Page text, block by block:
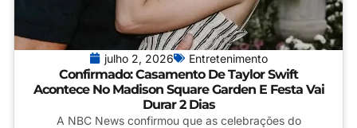
julho 2, 2026 Entretenimento
Confirmado: Casamento De Taylor Swift
Acontece No Madison Square Garden E Festa Vai
Durar 2 Dias
A NBC News confirmou que as celebrações do